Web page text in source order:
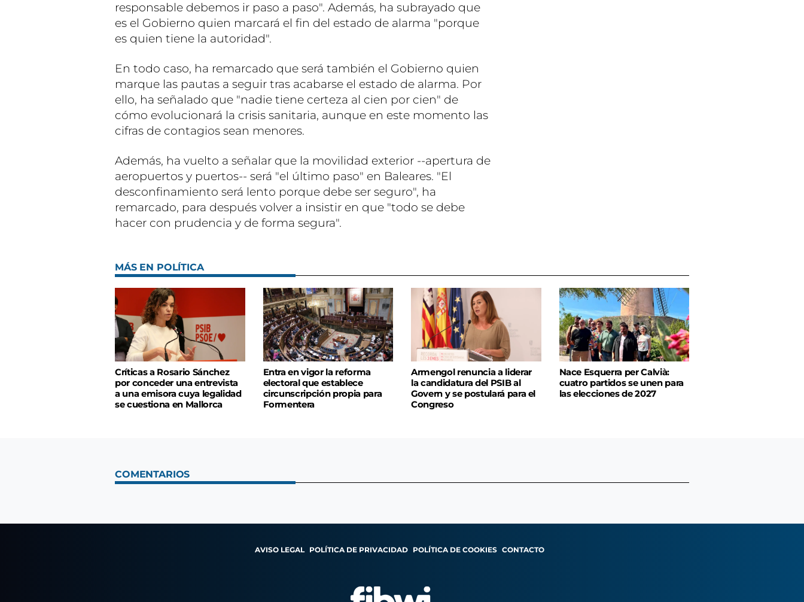
responsable debemos ir paso a paso". Además, ha subrayado que
es el Gobierno quien marcará el fin del estado de alarma "porque
es quien tiene la autoridad".
En todo caso, ha remarcado que será también el Gobierno quien
marque las pautas a seguir tras acabarse el estado de alarma. Por
ello, ha señalado que "nadie tiene certeza al cien por cien" de
cómo evolucionará la crisis sanitaria, aunque en este momento las
cifras de contagios sean menores.
Además, ha vuelto a señalar que la movilidad exterior --apertura de
aeropuertos y puertos-- será "el último paso" en Baleares. "El
desconfinamiento será lento porque debe ser seguro", ha
remarcado, para después volver a insistir en que "todo se debe
hacer con prudencia y de forma segura".
MÁS EN POLÍTICA
Críticas a Rosario Sánchez
por conceder una entrevista
a una emisora cuya legalidad
se cuestiona en Mallorca
Entra en vigor la reforma
electoral que establece
circunscripción propia para
Formentera
Armengol renuncia a liderar
la candidatura del PSIB al
Govern y se postulará para el
Congreso
Nace Esquerra per Calvià:
cuatro partidos se unen para
las elecciones de 2027
COMENTARIOS
AVISO LEGAL POLÍTICA DE PRIVACIDAD POLÍTICA DE COOKIES CONTACTO